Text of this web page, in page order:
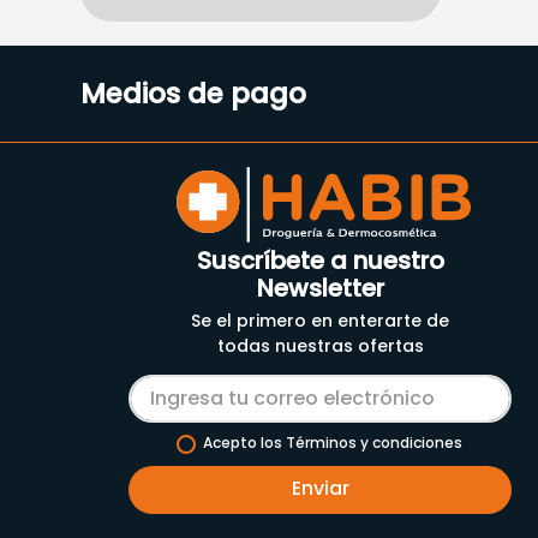
Medios de pago
Suscríbete a nuestro
Newsletter
Se el primero en enterarte de
todas nuestras ofertas
Acepto los Términos y condiciones
Enviar